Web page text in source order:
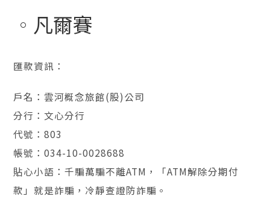
凡爾賽
匯款資訊：
戶名：雲河概念旅館(股)公司
分行：文心分行
代號：803
帳號：034-10-0028688
貼心小語：千騙萬騙不離ATM，「ATM解除分期付
款」就是詐騙，冷靜查證防詐騙。